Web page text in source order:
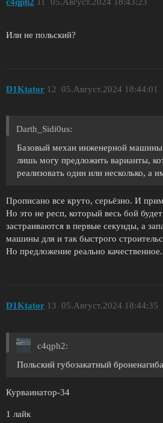
c4qph2 05.Август.2024 18:43:23
11
Или не польский?
D1Ktator 05.Август.2024 18:44:01
12
Darth_Sidi0us:
Базовый механ инженерной
лишь могу предложить варианты,
реализовать один или несколько, а
Прописано все круто, серьёзно. И
Но это не респ, который весь бой
застраиваются в первые секунды, а
машины для и так быстрого
Но предложение реально качественное.
D1Ktator 05.Август.2024 18:44:35
13
c4qph2:
Польский губозакатный
Курваинатор-34
1 лайк